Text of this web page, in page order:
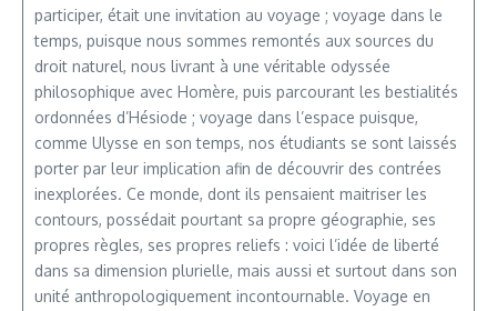
participer, était une invitation au voyage ; voyage dans le
temps, puisque nous sommes remontés aux sources du
droit naturel, nous livrant à une véritable odyssée
philosophique avec Homère, puis parcourant les bestialités
ordonnées d’Hésiode ; voyage dans l’espace puisque,
comme Ulysse en son temps, nos étudiants se sont laissés
porter par leur implication afin de découvrir des contrées
inexplorées. Ce monde, dont ils pensaient maitriser les
contours, possédait pourtant sa propre géographie, ses
propres règles, ses propres reliefs : voici l’idée de liberté
dans sa dimension plurielle, mais aussi et surtout dans son
unité anthropologiquement incontournable. Voyage en